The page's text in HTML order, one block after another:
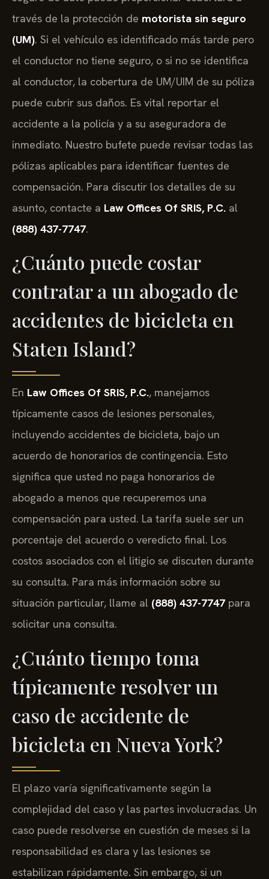
través de la protección de motorista sin seguro
(UM). Si el vehículo es identificado más tarde pero
el conductor no tiene seguro, o si no se identifica
al conductor, la cobertura de UM/UIM de su póliza
puede cubrir sus daños. Es vital reportar el
accidente a la policía y a su aseguradora de
inmediato. Nuestro bufete puede revisar todas las
pólizas aplicables para identificar fuentes de
compensación. Para discutir los detalles de su
asunto, contacte a Law Offices Of SRIS, P.C. al
(888) 437-7747.
¿Cuánto puede costar
contratar a un abogado de
accidentes de bicicleta en
Staten Island?
En Law Offices Of SRIS, P.C., manejamos
típicamente casos de lesiones personales,
incluyendo accidentes de bicicleta, bajo un
acuerdo de honorarios de contingencia. Esto
significa que usted no paga honorarios de
abogado a menos que recuperemos una
compensación para usted. La tarifa suele ser un
porcentaje del acuerdo o veredicto final. Los
costos asociados con el litigio se discuten durante
su consulta. Para más información sobre su
situación particular, llame al (888) 437-7747 para
solicitar una consulta.
¿Cuánto tiempo toma
típicamente resolver un
caso de accidente de
bicicleta en Nueva York?
El plazo varía significativamente según la
complejidad del caso y las partes involucradas. Un
caso puede resolverse en cuestión de meses si la
responsabilidad es clara y las lesiones se
estabilizan rápidamente. Sin embargo, si un